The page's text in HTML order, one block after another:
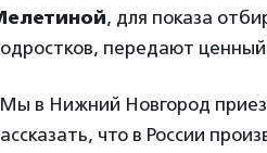
, для показа
передают
в Нижний Новгород
что в России